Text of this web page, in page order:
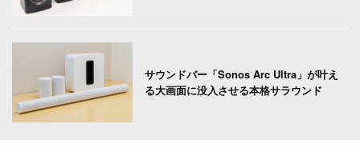
サウンドバー「Sonos Arc Ultra」が叶え
る大画面に没入させる本格サラウンド